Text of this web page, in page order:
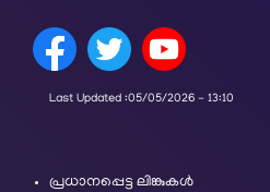
Last Updated :05/05/2026 - 13:10
പ്രധാനപ്പെട്ട ലിങ്കുകൾ